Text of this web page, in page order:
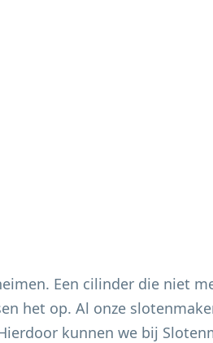
Een cilinder die niet
het op. Al onze
kunnen we bij